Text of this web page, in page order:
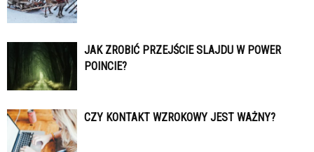
JAK ZROBIĆ PRZEJŚCIE SLAJDU W POWER
POINCIE?
CZY KONTAKT WZROKOWY JEST WAŻNY?